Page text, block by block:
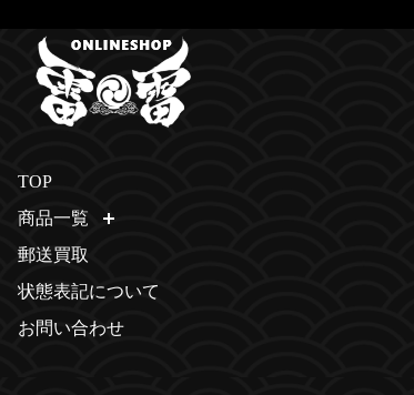
TOP
商品一覧
郵送買取
状態表記について
お問い合わせ